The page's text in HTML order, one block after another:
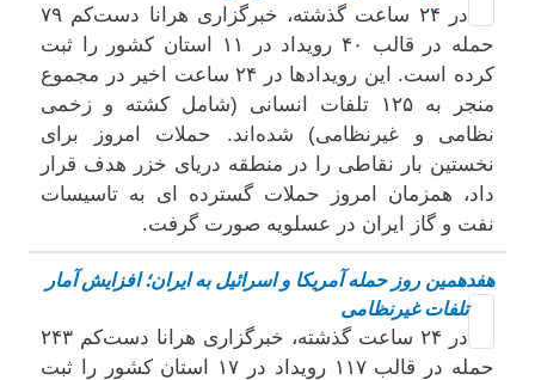
در ۲۴ ساعت گذشته، خبرگزاری هرانا دست‌کم ۷۹
حمله در قالب ۴۰ رویداد در ۱۱ استان کشور را ثبت
کرده است. این رویدادها در ۲۴ ساعت اخیر در مجموع
منجر به ۱۲۵ تلفات انسانی (شامل کشته و زخمی
نظامی و غیرنظامی) شده‌اند. حملات امروز برای
نخستین بار نقاطی را در منطقه دریای خزر هدف قرار
داد، همزمان امروز حملات گسترده ای به تاسیسات
نفت و گاز ایران در عسلویه صورت گرفت.
هفدهمین روز حمله آمریکا و اسرائیل به ایران؛ افزایش آمار
تلفات غیرنظامی
در ۲۴ ساعت گذشته، خبرگزاری هرانا دست‌کم ۲۴۳
حمله در قالب ۱۱۷ رویداد در ۱۷ استان کشور را ثبت